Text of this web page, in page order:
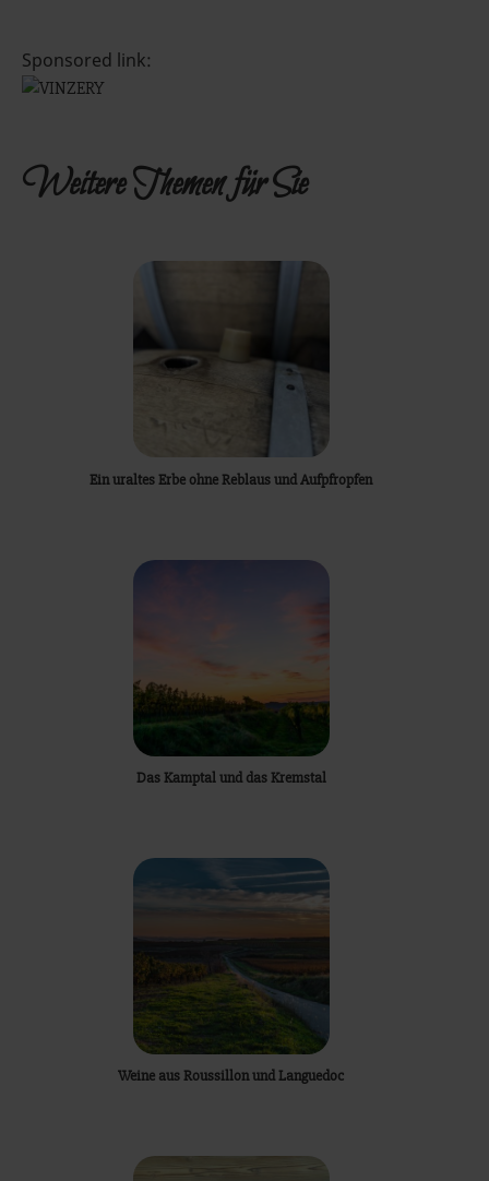
Sponsored link:
Weitere Themen für Sie
Ein uraltes Erbe ohne Reblaus und Aufpfropfen
Das Kamptal und das Kremstal
Weine aus Roussillon und Languedoc